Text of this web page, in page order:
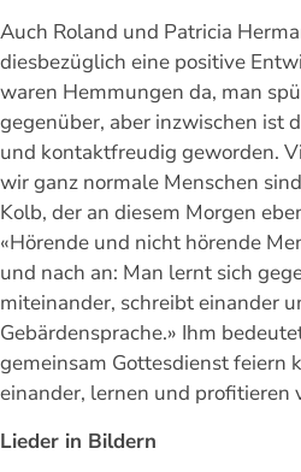
Auch Roland und Patricia
diesbezüglich eine positive
waren Hemmungen da, man
gegenüber, aber inzwischen ist
und kontaktfreudig geworden.
wir ganz normale Menschen
Kolb, der an diesem Morgen
«Hörende und nicht hörende
und nach an: Man lernt sich
miteinander, schreibt einander
Gebärdensprache.» Ihm
gemeinsam Gottesdienst feiern
einander, lernen und profitieren
Lieder in Bildern